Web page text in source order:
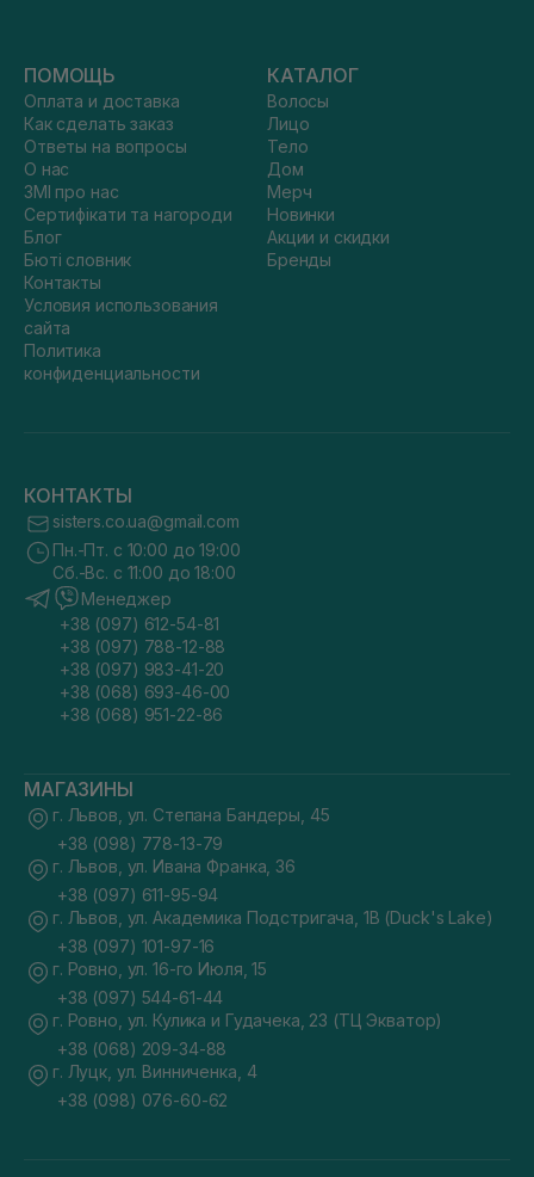
ПОМОЩЬ
Оплата и доставка
Как сделать заказ
Ответы на вопросы
О нас
ЗМІ про нас
Сертифікати та нагороди
Блог
Бюті словник
Контакты
Условия использования
сайта
Политика
конфиденциальности
КАТАЛОГ
Волосы
Лицо
Тело
Дом
Мерч
Новинки
Акции и скидки
Бренды
КОНТАКТЫ
sisters.co.ua@gmail.com
Пн.-Пт. с 10:00 до 19:00
Сб.-Вс. с 11:00 до 18:00
Менеджер
+38 (097) 612-54-81
+38 (097) 788-12-88
+38 (097) 983-41-20
+38 (068) 693-46-00
+38 (068) 951-22-86
МАГАЗИНЫ
г. Львов, ул. Степана Бандеры, 45
+38 (098) 778-13-79
г. Львов, ул. Ивана Франка, 36
+38 (097) 611-95-94
г. Львов, ул. Академика Подстригача, 1В (Duck's Lake)
+38 (097) 101-97-16
г. Ровно, ул. 16-го Июля, 15
+38 (097) 544-61-44
г. Ровно, ул. Кулика и Гудачека, 23 (ТЦ Экватор)
+38 (068) 209-34-88
г. Луцк, ул. Винниченка, 4
+38 (098) 076-60-62